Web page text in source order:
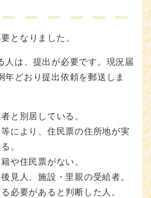
となりました。
は、提出が必要です。現況届
年どおり提出依頼を郵送しま
と別居している。
により、住民票の住所地が実
。
や住民票がない。
見人、施設・里親の受給者。
必要があると判断した人。